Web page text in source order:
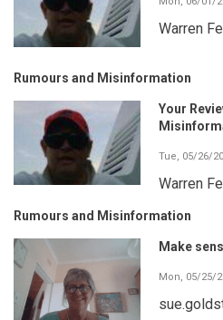
Warren
Rumours and Misinformation
Your
Tue, 05/26/
Warren
Rumours and Misinformation
Make
Mon, 05/25/